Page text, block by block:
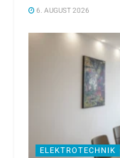
6. AUGUST 2026
ELEKTROTECHNIK